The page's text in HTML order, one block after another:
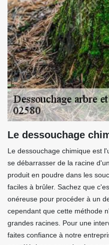
Le dessouchage
Le dessouchage chimique est
se débarrasser de la racine
produit en poudre dans les
faciles à brûler. Sachez que
onéreuse pour procéder à un
cependant que cette méthode
grandes racines. Pour une
faites confiance à notre